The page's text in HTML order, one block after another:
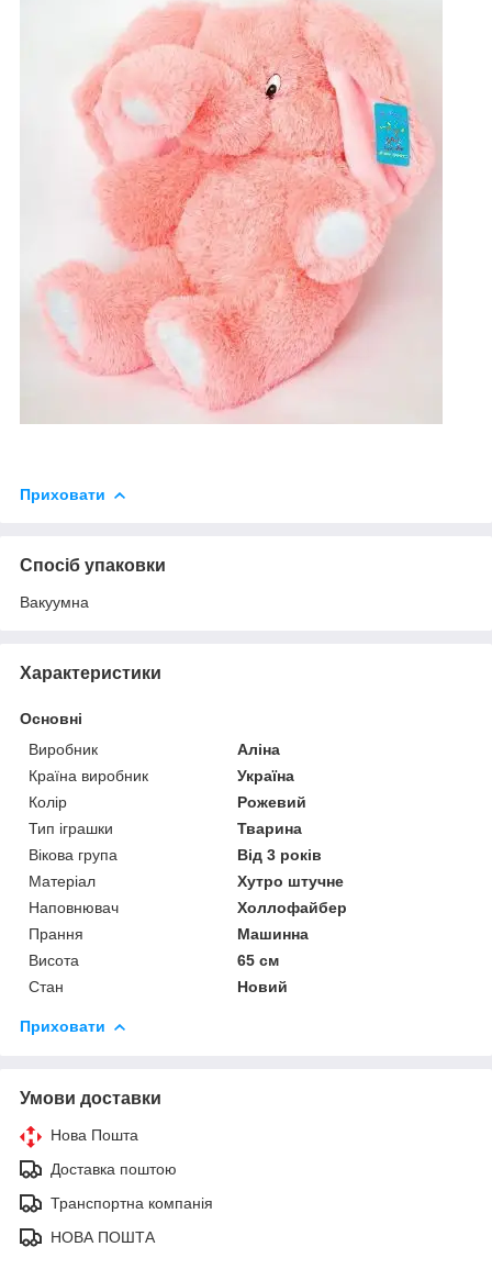
Приховати
Спосіб упаковки
Вакуумна
Характеристики
Основні
Виробник
Аліна
Країна виробник
Україна
Колір
Рожевий
Тип іграшки
Тварина
Вікова група
Від 3 років
Матеріал
Хутро штучне
Наповнювач
Холлофайбер
Прання
Машинна
Висота
65 см
Стан
Новий
Приховати
Умови доставки
Нова Пошта
Доставка поштою
Транспортна компанія
НОВА ПОШТА